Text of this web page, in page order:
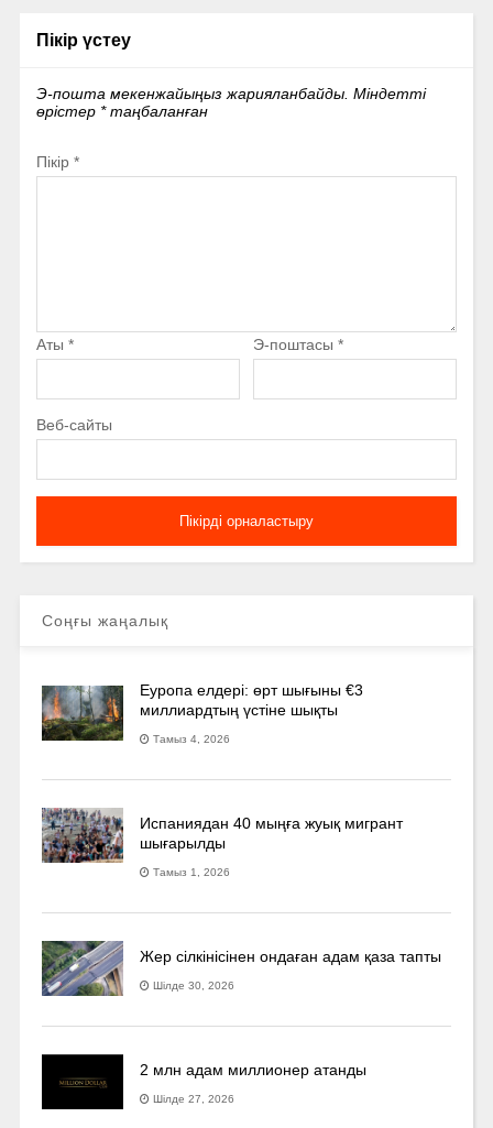
Пікір үстеу
Э-пошта мекенжайыңыз жарияланбайды. Міндетті
өрістер *таңбаланған
Пікір *
Аты * Э-поштасы *
Веб-сайты
Соңғы жаңалық
Еуропа елдері: өрт шығыны €3
миллиардтың үстіне шықты
Тамыз 4, 2026
Испаниядан 40 мыңға жуық мигрант
шығарылды
Тамыз 1, 2026
Жер сілкінісінен ондаған адам қаза тапты
Шілде 30, 2026
2 млн адам миллионер атанды
Шілде 27, 2026